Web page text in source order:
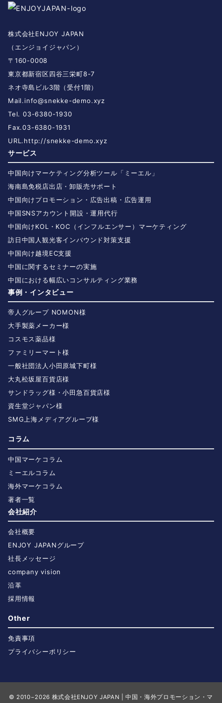
株式会社ENJOY JAPAN
（エンジョイジャパン）
〒160-0008
東京都新宿区四谷三栄町8-7
ネオ寺島ビル3階（受付1階）
Mail.info@snekke-demo.xyz
Tel. 03-6380-1930
Fax.03-6380-1931
URL.http://snekke-demo.xyz
サービス
中国向けマーケティング分析ツール「ミーエル」
海南島免税店出店・卸販売サポート
中国向けプロモーション・広告出稿・広告運用
中国SNSアカウント開設・運用代行
中国向けKOL・KOC（インフルエンサー）マーケティング
訪日中国人観光客インバウンド対策支援
中国向け越境EC支援
中国に関するセミナーの実施
中国における幅広いコンサルティング業務
事例・インタビュー
帝人グループ NOMON様
大手製薬メーカー様
コスモス薬品様
ファミリーマート様
一般社団法人小田原城下町様
大丸松坂屋百貨店様
サンドラッグ様・小田急百貨店様
資生堂ジャパン様
SMG上海メディアグループ様
コラム
中国マーケコラム
ミーエルコラム
海外マーケコラム
著者一覧
会社紹介
会社概要
ENJOY JAPANグループ
社長メッセージ
company vision
沿革
採用情報
Other
免責事項
プライバシーポリシー
© 2010−2026 株式会社ENJOY JAPAN | 中国・海外プロモーション・マ